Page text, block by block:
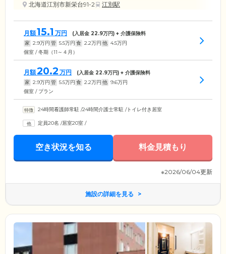
北海道江別市新栄台91-2
江別駅
月額15.1 万円 (入居金 22.9万円) + 介護保険料
家 2.9万円 管 5.5万円 食 2.2万円 他 4.5万円
個室 / 冬期（11～４月）
月額20.2 万円 (入居金 22.9万円) + 介護保険料
家 2.9万円 管 5.5万円 食 2.2万円 他 9.6万円
個室 / プラン
24時間看護師常駐 /24時間介護士常駐 /トイレ付き居室
定員20名 /居室20室 /
空き状況を知る 料金見積もり
※2026/06/04更新
施設の詳細を見る